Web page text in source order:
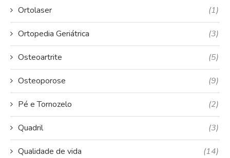
Ortolaser (1)
Ortopedia Geriátrica (3)
Osteoartrite (5)
Osteoporose (9)
Pé e Tornozelo (2)
Quadril (3)
Qualidade de vida (14)